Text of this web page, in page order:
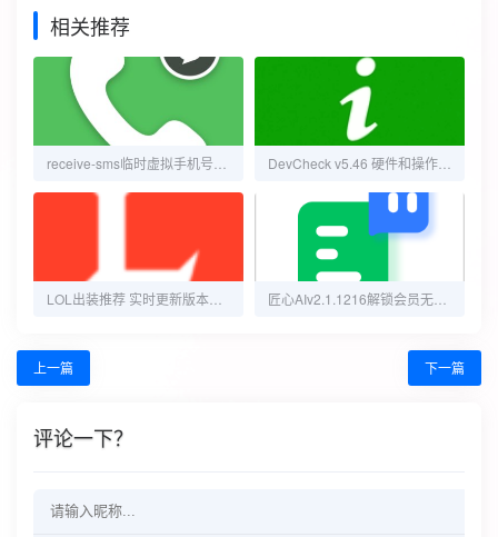
相关推荐
上一篇 下一篇
评论一下？